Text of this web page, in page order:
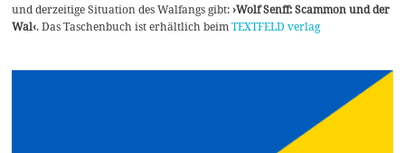
und derzeitige Situation des Walfangs gibt:›Wolf Senff: Scammon und der
Wal‹. Das Taschenbuch ist erhältlich beimTEXTFELD verlag